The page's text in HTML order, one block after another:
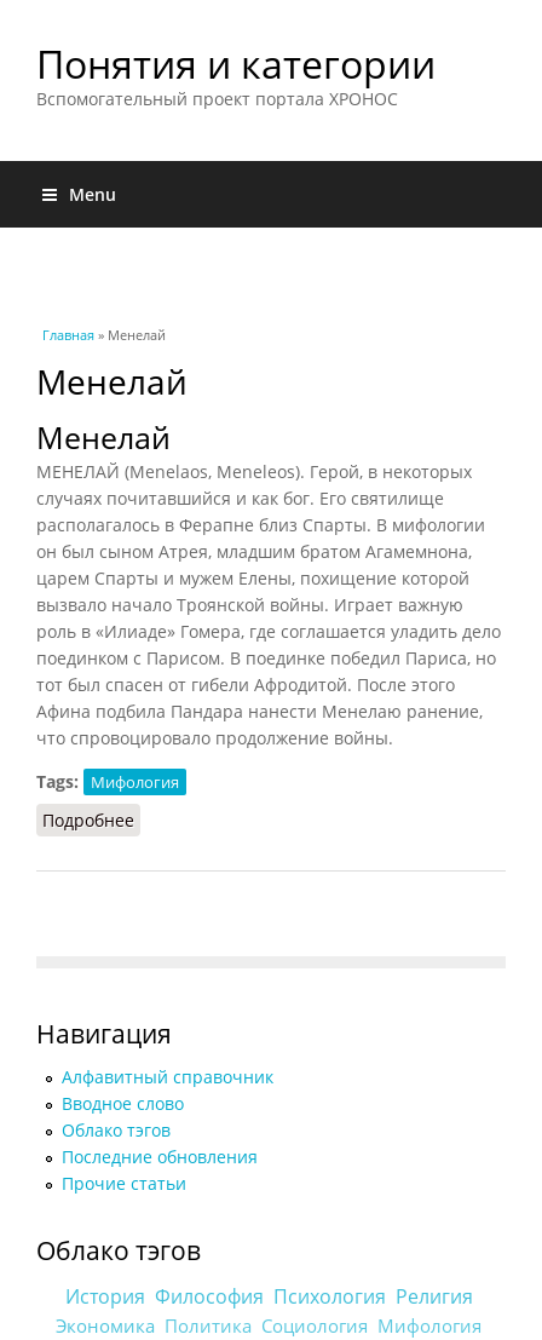
Понятия и категории
Вспомогательный проект портала ХРОНОС
Menu
Вы здесь
Главная » Менелай
Менелай
Менелай
МЕНЕЛАЙ (Menelaos, Meneleos). Герой, в некоторых
случаях почитавшийся и как бог. Его святилище
располагалось в Ферапне близ Спарты. В мифологии
он был сыном Атрея, младшим братом Агамемнона,
царем Спарты и мужем Елены, похищение которой
вызвало начало Троянской войны. Играет важную
роль в «Илиаде» Гомера, где соглашается уладить дело
поединком с Парисом. В поединке победил Париса, но
тот был спасен от гибели Афродитой. После этого
Афина подбила Пандара нанести Менелаю ранение,
что спровоцировало продолжение войны.
Tags:
Мифология
Подробнее
Навигация
Алфавитный справочник
Вводное слово
Облако тэгов
Последние обновления
Прочие статьи
Облако тэгов
История Философия Психология Религия
Экономика Политика Социология Мифология